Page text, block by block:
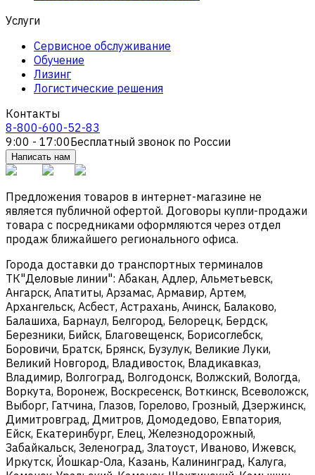
Услуги
Сервисное обслуживание
Обучение
Лизинг
Логистические решения
Контакты
8-800-600-52-83
9:00 - 17:00Бесплатный звонок по России
Написать нам
Предложения товаров в интернет-магазине не
является публичной офертой. Договоры купли-продажи
товара с посредниками оформляются через отдел
продаж ближайшего регионального офиса.
Города доставки до транспортных терминалов
ТК"Деловые линии": Абакан, Адлер, Альметьевск,
Ангарск, Апатиты, Арзамас, Армавир, Артем,
Архангельск, Асбест, Астрахань, Ачинск, Балаково,
Балашиха, Барнаул, Белгород, Белорецк, Бердск,
Березники, Бийск, Благовещенск, Борисоглебск,
Боровичи, Братск, Брянск, Бузулук, Великие Луки,
Великий Новгород, Владивосток, Владикавказ,
Владимир, Волгоград, Волгодонск, Волжский, Вологда,
Воркута, Воронеж, Воскресенск, Воткинск, Всеволожск,
Выборг, Гатчина, Глазов, Горелово, Грозный, Дзержинск,
Димитровград, Дмитров, Домодедово, Евпатория,
Ейск, Екатеринбург, Елец, Железнодорожный,
Забайкальск, Зеленоград, Златоуст, Иваново, Ижевск,
Иркутск, Йошкар-Ола, Казань, Калининград, Калуга,